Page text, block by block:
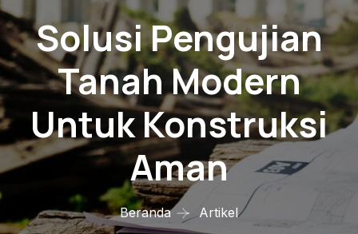
Solusi Pengujian
Tanah Modern
Untuk Konstruksi
Aman
Beranda Artikel